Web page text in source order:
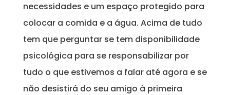
necessidades e um espaço protegido para
colocar a comida e a água. Acima de tudo
tem que perguntar se tem disponibilidade
psicológica para se responsabilizar por
tudo o que estivemos a falar até agora e se
não desistirá do seu amigo à primeira